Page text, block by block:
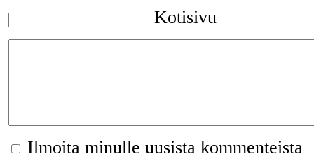
Kotisivu
Ilmoita minulle uusista kommenteista